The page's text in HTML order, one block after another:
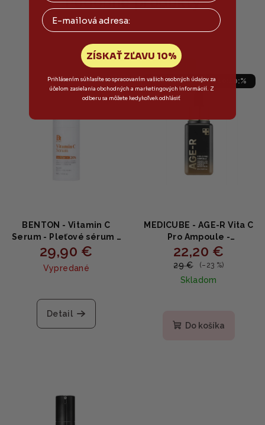
BENTON - Vitamin C
Serum - Pleťové sérum s
20% vitamínom C 30ml
29,90 €
Vypredané
Detail
Výpredaj
SALECODE:LETO10:10:%
MEDICUBE - AGE-R Vita C
Pro Ampoule -
Omladzujúce a
rozjasňujúce sérum s
vitamínom C 20ml
22,20 €
29 € (–23 %)
Skladom
produktu
Do košíka
Email
ZÍSKAŤ ZĽAVU 10%
Prihlásením súhlasíte so spracovaním vašich osobných údajov za
účelom zasielania obchodných a marketingových informácií. Z
odberu sa môžete kedykoľvek odhlásiť